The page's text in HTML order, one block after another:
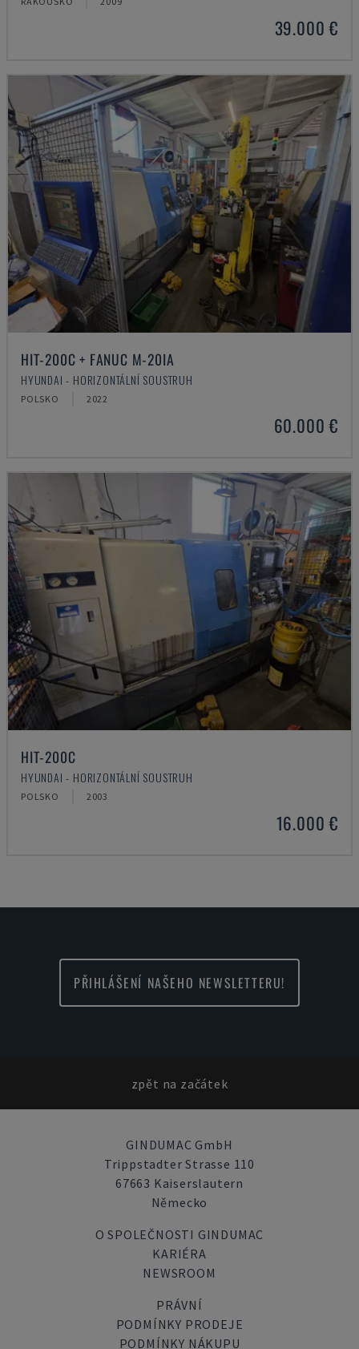
39.000 €
HIT-200C + FANUC M-20IA
HYUNDAI - HORIZONTÁLNÍ SOUSTRUH
POLSKO 2022
60.000 €
HIT-200C
HYUNDAI - HORIZONTÁLNÍ SOUSTRUH
POLSKO 2003
16.000 €
PŘIHLÁŠENÍ NAŠEHO NEWSLETTERU!
zpět na začátek
GINDUMAC GmbH
Trippstadter Strasse 110
67663 Kaiserslautern
Německo
O SPOLEČNOSTI GINDUMAC
KARIÉRA
NEWSROOM
PRÁVNÍ
PODMÍNKY PRODEJE
PODMÍNKY NÁKUPU